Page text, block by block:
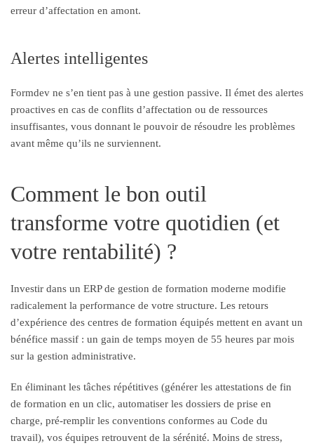
erreur d’affectation en amont.
Alertes intelligentes
Formdev ne s’en tient pas à une gestion passive. Il émet des alertes
proactives en cas de conflits d’affectation ou de ressources
insuffisantes, vous donnant le pouvoir de résoudre les problèmes
avant même qu’ils ne surviennent.
Comment le bon outil
transforme votre quotidien (et
votre rentabilité) ?
Investir dans un ERP de gestion de formation moderne modifie
radicalement la performance de votre structure. Les retours
d’expérience des centres de formation équipés mettent en avant un
bénéfice massif : un gain de temps moyen de 55 heures par mois
sur la gestion administrative.
En éliminant les tâches répétitives (générer les attestations de fin
de formation en un clic, automatiser les dossiers de prise en
charge, pré-remplir les conventions conformes au Code du
travail), vos équipes retrouvent de la sérénité. Moins de stress,